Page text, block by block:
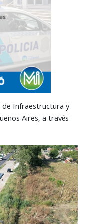
de Infraestructura y
Aires, a través